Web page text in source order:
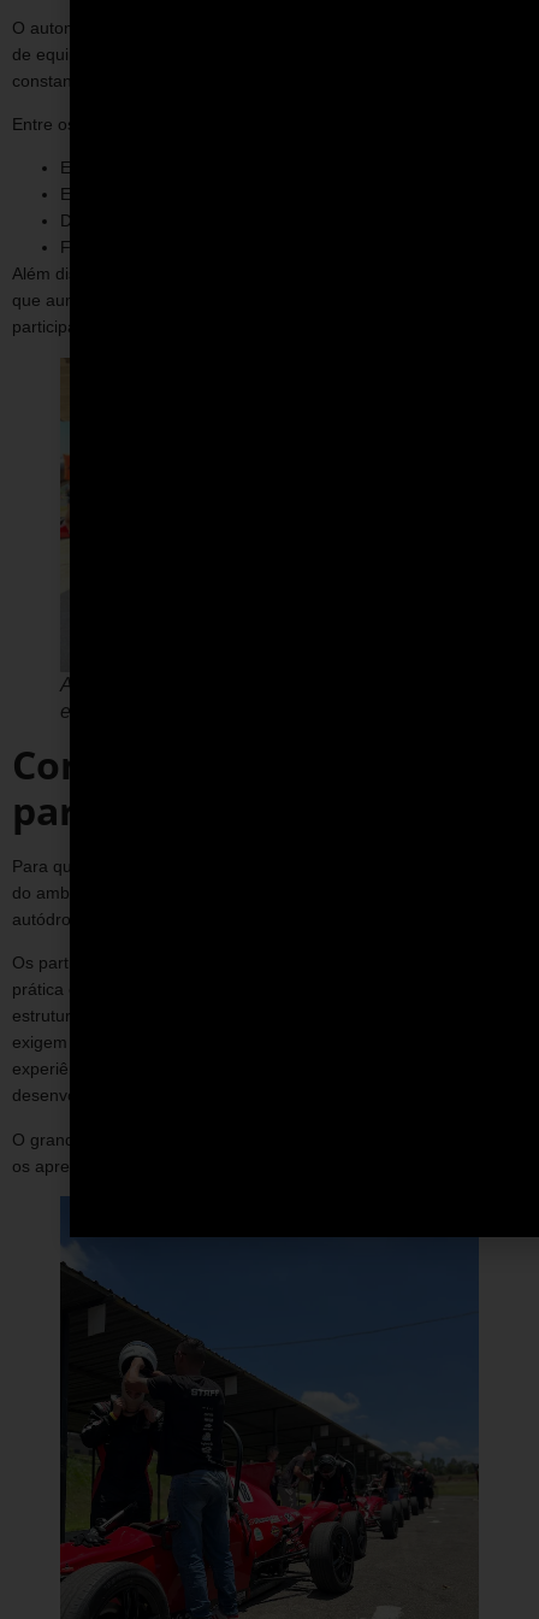
O automobilismo oferece um cenário único para desenvolvimento
de equipes, justamente por exigir foco, precisão e adaptação
constante.
Entre os principais benefícios, podemos destacar:
Engajamento elevado dos participantes;
Experiência marcante fora do ambiente corporativo;
Desenvolvimento de habilidades práticas;
Fortalecimento da cultura da empresa.
Além disso, a experiência costuma gerar alto impacto emocional, o
que aumenta a retenção do aprendizado e a conexão entre os
participantes.
A experiência em pista fortalece a integração e o
engajamento das equipes
Como é a experiência para
participantes
Para quem participa, a experiência é intensa e totalmente diferente
do ambiente corporativo tradicional. Desde o primeiro momento no
autódromo, tudo é planejado para gerar imersão e engajamento.
Os participantes passam por etapas que combinam orientação,
prática e interação, vivenciando o automobilismo de forma
estruturada. Ao longo do evento, são expostos a situações que
exigem foco, tomada de decisão e colaboração, o que torna a
experiência não apenas envolvente, mas também relevante para o
desenvolvimento profissional.
O grande diferencial está justamente nessa vivência prática, onde
os aprendizados acontecem de forma natural e aplicada.,